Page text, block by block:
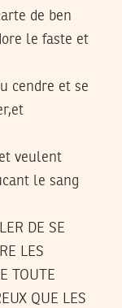
de ben
le faste et
cendre et se
veulent
le sang
DE SE
LES
TOUTE
QUE LES